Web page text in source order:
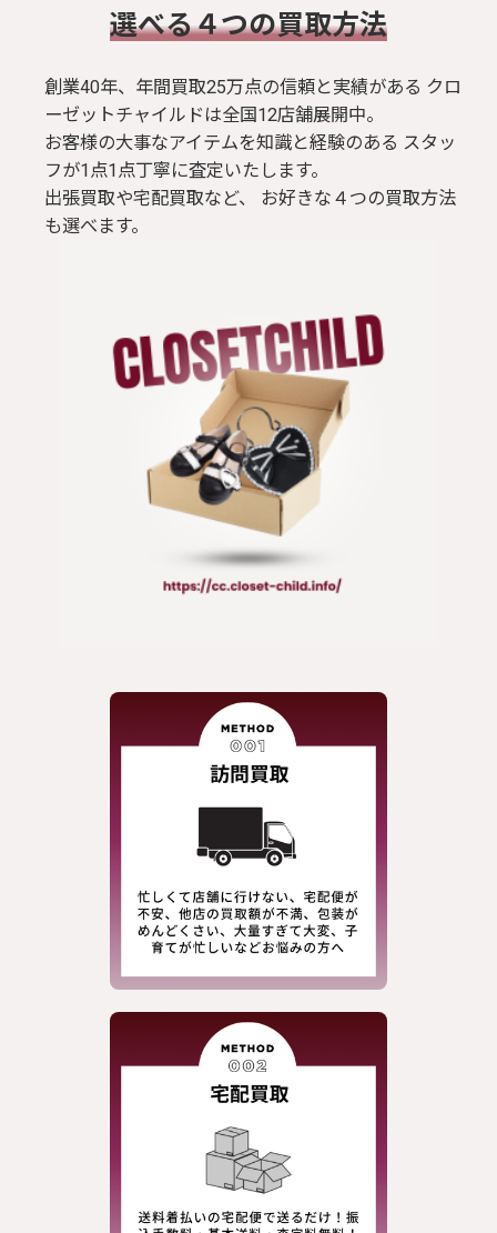
Amavel
Angelic Pretty
ATELIER-PIERROT
axes femme Kawaii
axes femme POETIQUE
Candy Stripper
Emily Temple cute / Shirley Temple
Enchantlic Enchantilly
ブラウス / シャツ
トップス
Tシャツ
パンツ
アクセサリー/小物
​選べる４つの買取方法
創業40年、年間買取25万点の信頼と実績がある クロ
ーゼットチャイルドは全国12店舗展開中。
お客様の大事なアイテムを知識と経験のある スタッ
フが1点1点丁寧に査定いたします。
出張買取や宅配買取など、 お好きな４つの買取方法
も選べます。